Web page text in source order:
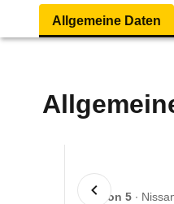
Allgemeine Daten
1 von 5